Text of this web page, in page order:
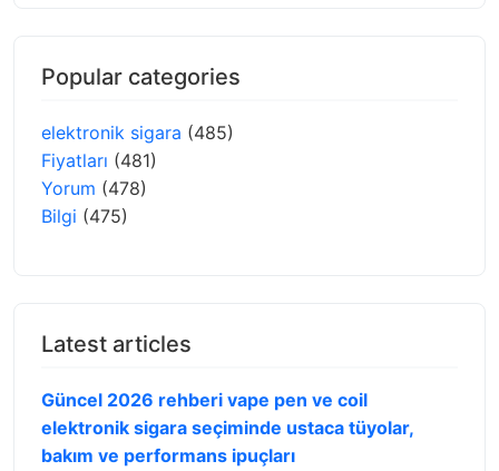
Popular categories
elektronik sigara (485)
Fiyatları (481)
Yorum (478)
Bilgi (475)
Latest articles
Güncel 2026 rehberi vape pen ve coil
elektronik sigara seçiminde ustaca tüyolar,
bakım ve performans ipuçları